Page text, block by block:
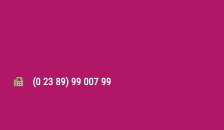
(0 23 89) 99 007 99